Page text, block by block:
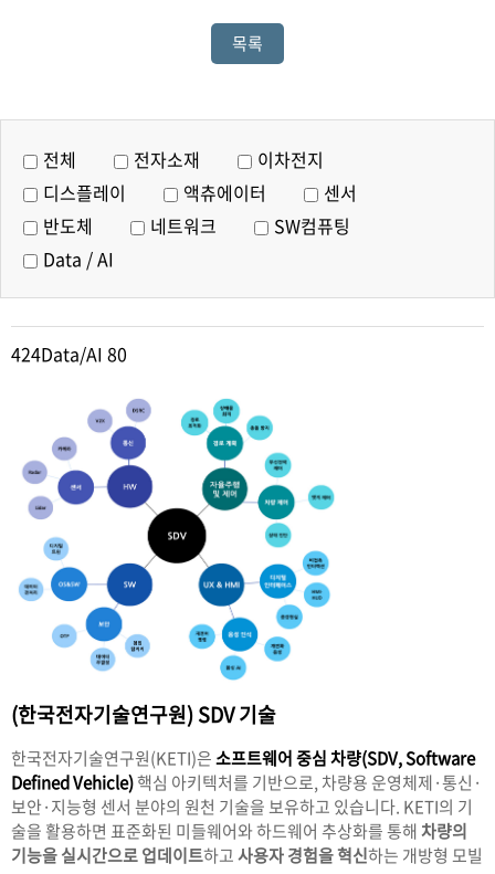
목록
전체 전자소재
이차전지
디스플레이
액츄에이터
센서
반도체
네트워크
SW컴퓨팅
Data / AI
424Data/AI 80
(한국전자기술연구원) SDV 기술
한국전자기술연구원(KETI)은소프트웨어 중심 차량(SDV, Software
Defined Vehicle)핵심 아키텍처를 기반으로, 차량용 운영체제·통신·
보안·지능형 센서 분야의 원천 기술을 보유하고 있습니다. KETI의 기
술을 활용하면 표준화된 미들웨어와 하드웨어 추상화를 통해차량의
기능을 실시간으로 업데이트하고사용자 경험을 혁신하는 개방형 모빌